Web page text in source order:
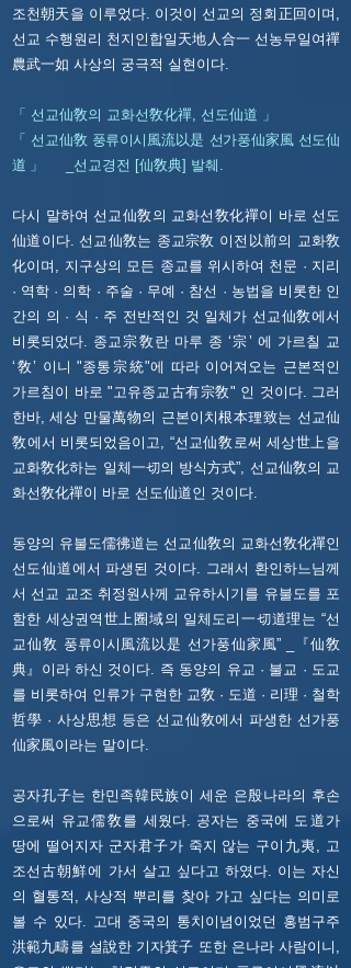
조천朝天을 이루었다. 이것이 선교의 정회正回이며,
선교 수행원리 천지인합일天地人合一 선농무일여禪
農武一如 사상의 궁극적 실현이다.
「 선교仙敎의 교화선敎化禪, 선도仙道 」
「 선교仙敎 풍류이시風流以是 선가풍仙家風 선도仙
道 」
_선교경전 [仙敎典] 발췌.
다시 말하여 선교仙敎의 교화선敎化禪이 바로 선도
仙道이다. 선교仙敎는 종교宗敎 이전以前의 교화敎
化이며, 지구상의 모든 종교를 위시하여 천문 · 지리
· 역학 · 의학 · 주술 · 무예 · 참선 · 농법을 비롯한 인
간의 의 · 식 · 주 전반적인 것 일체가 선교仙敎에서
비롯되었다. 종교宗敎란 마루 종 ‘宗’ 에 가르칠 교
‘敎’ 이니 "종통宗統"에 따라 이어져오는 근본적인
가르침이 바로 "고유종교古有宗敎" 인 것이다. 그러
한바, 세상 만물萬物의 근본이치根本理致는 선교仙
敎에서 비롯되었음이고, “선교仙敎로써 세상世上을
교화敎化하는 일체一切의 방식方式”, 선교仙敎의 교
화선敎化禪이 바로 선도仙道인 것이다.
동양의 유불도儒彿道는 선교仙敎의 교화선敎化禪인
선도仙道에서 파생된 것이다. 그래서 환인하느님께
서 선교 교조 취정원사께 교유하시기를 유불도를 포
함한 세상권역世上圈域의 일체도리一切道理는 “선
교仙敎 풍류이시風流以是 선가풍仙家風” _『仙敎
典』이라 하신 것이다. 즉 동양의 유교 · 불교 · 도교
를 비롯하여 인류가 구현한 교敎 · 도道 · 리理 · 철학
哲學 · 사상思想 등은 선교仙敎에서 파생한 선가풍
仙家風이라는 말이다.
공자孔子는 한민족韓民族이 세운 은殷나라의 후손
으로써 유교儒敎를 세웠다. 공자는 중국에 도道가
땅에 떨어지자 군자君子가 죽지 않는 구이九夷, 고
조선古朝鮮에 가서 살고 싶다고 하였다. 이는 자신
의 혈통적, 사상적 뿌리를 찾아 가고 싶다는 의미로
볼 수 있다. 고대 중국의 통치이념이었던 홍범구주
洪範九疇를 설說한 기자箕子 또한 은나라 사람이니,